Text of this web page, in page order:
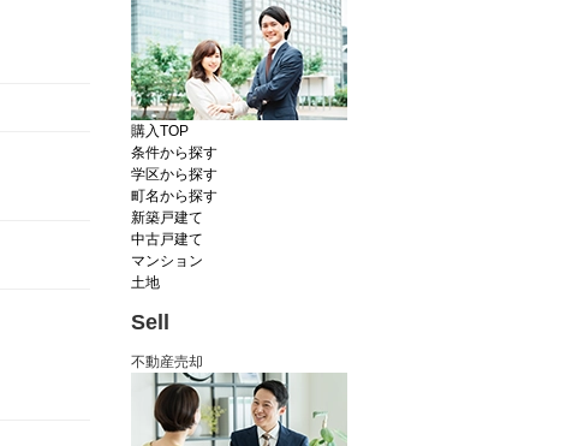
購入TOP
条件から探す
学区から探す
町名から探す
新築戸建て
中古戸建て
マンション
土地
Sell
不動産売却